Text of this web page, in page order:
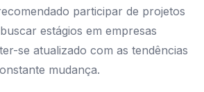
participar de projetos
estágios em empresas
se atualizado com as tendências
mudança.